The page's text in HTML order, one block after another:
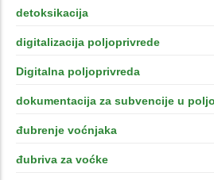
detoksikacija
digitalizacija poljoprivrede
Digitalna poljoprivreda
dokumentacija za subvencije u
đubrenje voćnjaka
đubriva za voćke